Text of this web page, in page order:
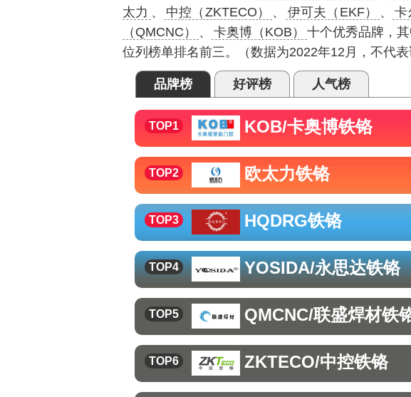
太力 、 中控（ZKTECO） 、 伊可夫（EKF） 、 卡
（QMCNC）
、 卡奥博（KOB） 十个优秀品牌，其
位列榜单排名前三。（数据为2022年12月，不代表
品牌榜 好评榜 人气榜
TOP1 KOB/卡奥博铁铬
TOP2 欧太力铁铬
TOP3 HQDRG铁铬
TOP4 YOSIDA/永思达铁铬
TOP5 QMCNC/联盛焊材铁
TOP6 ZKTECO/中控铁铬